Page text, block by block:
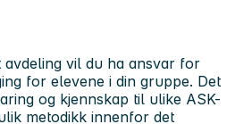
vil du ha ansvar for
for elevene i din gruppe. Det
og kjennskap til ulike ASK-
metodikk innenfor det